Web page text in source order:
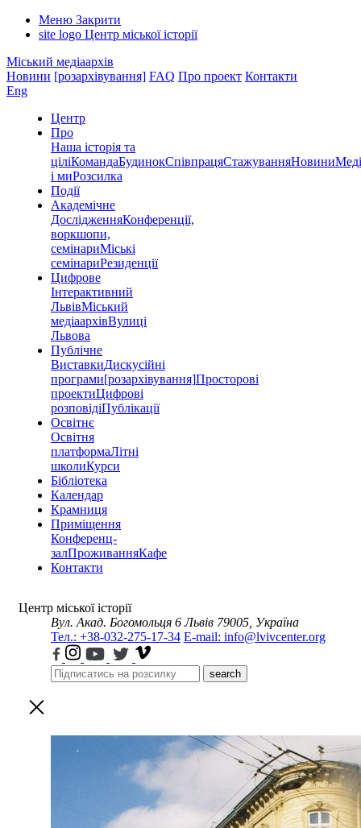
Меню Закрити
site logo Центр міської історії
Міський медіаархів
Новини [розархівування] FAQ Про проект Контакти
Eng
Центр
Про
Наша історія та
ціліКомандаБудинокСпівпрацяСтажуванняНовини
і миРозсилка
Події
Академічне
ДослідженняКонференції,
воркшопи,
семінариМіські
семінариРезиденції
Цифрове
Інтерактивний
ЛьвівМіський
медіаархівВулиці
Львова
Публічне
ВиставкиДискусійні
програми[розархівування]Просторові
проектиЦифрові
розповідіПублікації
Освітнє
Освітня
платформаЛітні
школиКурси
Бібліотека
Календар
Крамниця
Приміщення
Конференц-
залПроживанняКафе
Контакти
Центр міської історії
Вул. Акад. Богомольця 6 Львів 79005, Україна
Тел.: +38-032-275-17-34 E-mail: info@lvivcenter.org
search